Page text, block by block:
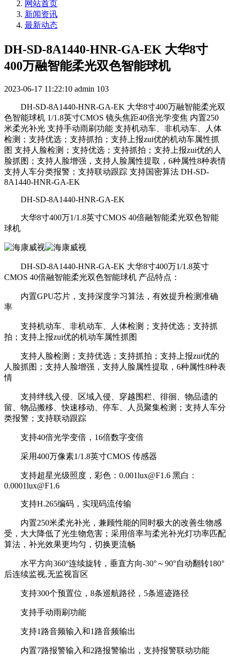
网站首页
新闻资讯
最新动态
DH-SD-8A1440-HNR-GA-EK 大华8寸
400万融智能柔光双色智能球机
2023-06-17 11:22:10 admin 103
DH-SD-8A1440-HNR-GA-EK 大华8寸400万融智能柔光双
色智能球机 1/1.8英寸CMOS 镜头焦距40倍光学变焦 内置250
米柔光补光 支持手动雨刷功能 支持机动车、非机动车、人体
检测；支持优选；支持抓拍；支持上报zui优的机动车属性抓
图 支持人脸检测；支持优选；支持抓拍；支持上报zui优的人
脸抓图；支持人脸增强，支持人脸属性提取，6种属性8种表情
支持人车分类报警；支持联动跟踪 支持国密算法 DH-SD-
8A1440-HNR-GA-EK
DH-SD-8A1440-HNR-GA-EK
大华8寸400万1/1.8英寸CMOS 40倍融智能柔光双色智能
球机
DH-SD-8A1440-HNR-GA-EK 大华8寸400万1/1.8英寸
CMOS 40倍融智能柔光双色智能球机 产品特点：
内置GPU芯片，支持深度学习算法，有效提升检测准确
率
支持机动车、非机动车、人体检测；支持优选；支持抓
拍；支持上报zui优的机动车属性抓图
支持人脸检测；支持优选；支持抓拍；支持上报zui优的
人脸抓图；支持人脸增强，支持人脸属性提取，6种属性8种表
情
支持绊线入侵、区域入侵、穿越围栏、徘徊、物品遗的
留、物品搬移、快速移动、停车、人员聚集检测；支持人车分
类报警；支持联动跟踪
支持40倍光学变倍，16倍数字变倍
采用400万像素1/1.8英寸CMOS 传感器
支持超星光级照度，彩色：0.001lux@F1.6 黑白：
0.0001lux@F1.6
支持H.265编码，实现码流传输
内置250米柔光补光，兼顾性能的同时极大的改善生物感
受，大大降低了光生物危害；采用倍率与柔光补光灯功率匹配
算法，补光效果更均匀，切换更流畅
水平方向360°连续旋转，垂直方向-30°～90°自动翻转180°
后连续监视,无监视盲区
支持300个预置位，8条巡航路径，5条巡迹路径
支持手动雨刷功能
支持1路音频输入和1路音频输出
内置7路报警输入和2路报警输出，支持报警联动功能